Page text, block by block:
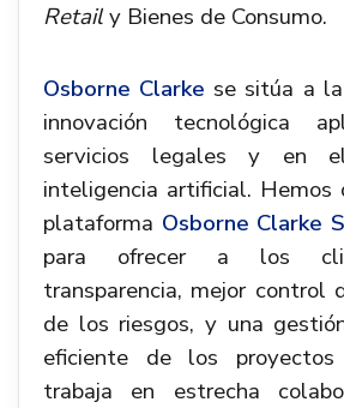
Retaily Bienes de Consumo.
Osborne Clarke se sitúa a
innovación tecnológica
servicios legales y en
inteligencia artificial. Hemos
plataforma Osborne Clarke
para ofrecer a los
transparencia, mejor control
de los riesgos, y una
eficiente de los proyectos
trabaja en estrecha